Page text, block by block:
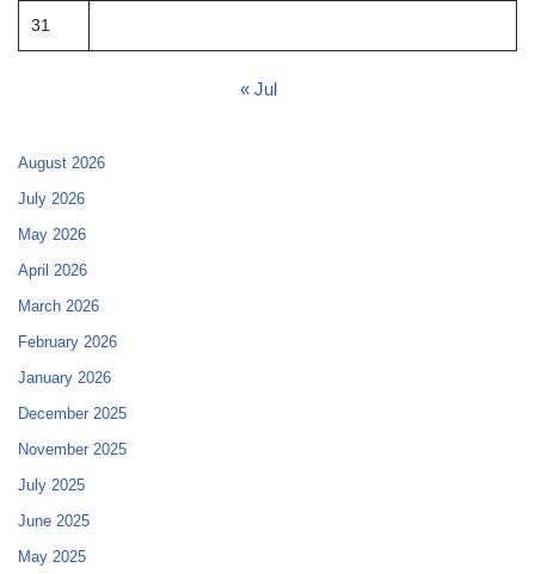
31
« Jul
August 2026
July 2026
May 2026
April 2026
March 2026
February 2026
January 2026
December 2025
November 2025
July 2025
June 2025
May 2025